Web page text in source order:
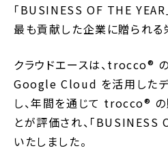
「BUSINESS OF THE
最も貢献した企業に贈られる
クラウドエースは、trocco®︎
Google Cloud を活用した
し、年間を通じて trocco® の
とが評価され、「BUSINESS
いたしました。